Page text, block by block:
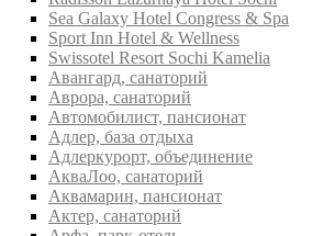
Sea Galaxy Hotel Congress & Spa
Sport Inn Hotel & Wellness
Swissotel Resort Sochi Kamelia
Авангард, санаторий
Аврора, санаторий
Автомобилист, пансионат
Адлер, база отдыха
Адлеркурорт, объединение
АкваЛоо, санаторий
Аквамарин, пансионат
Актер, санаторий